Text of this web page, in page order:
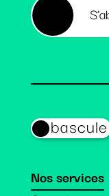
Nos services
bascule